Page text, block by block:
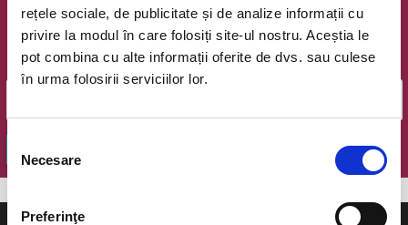
rețele sociale, de publicitate și de analize informații cu
privire la modul în care folosiți site-ul nostru. Aceștia le
pot combina cu alte informații oferite de dvs. sau culese
în urma folosirii serviciilor lor.
consimțământului
Necesare
Preferinţe
Oferte exclusive si o editie saptamanala cu cele mai noi
evenimente.
Email